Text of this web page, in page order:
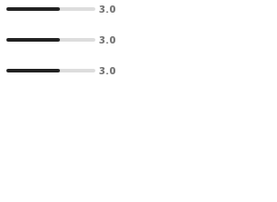
3.0
3.0
3.0